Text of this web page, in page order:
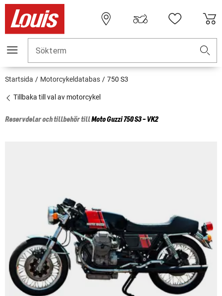
Sökterm
Startsida Motorcykeldatabas 750 S3
Tillbaka till val av motorcykel
Reservdelar och tillbehör tillMoto Guzzi750 S3 - VK2